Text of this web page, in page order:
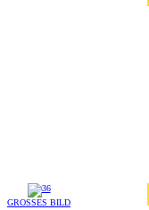
GROSSES BILD